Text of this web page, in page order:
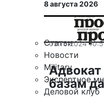
8 августа 2026
Статьи
Новости
Military
Экспертное
Деловой клуб
05.10.2024
базам